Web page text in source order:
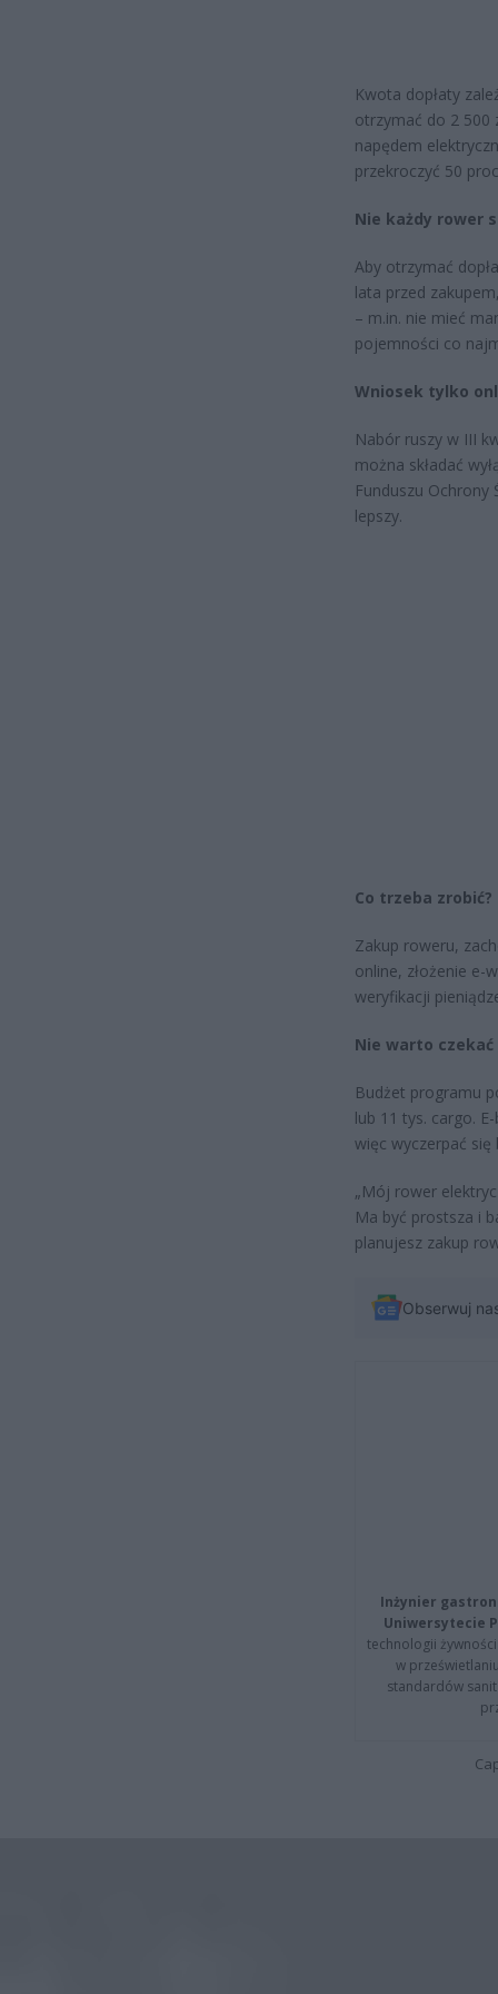
Kwota dopłaty
otrzymać do 2 500
napędem
przekroczyć 50
Nie każdy rower
Aby otrzymać
lata przed
– m.in. nie mieć
pojemności co
Wniosek tylko
Nabór ruszy w III
można składać
Funduszu
lepszy.
Co trzeba zrobić?
Zakup roweru,
online, złożenie e-
weryfikacji
Nie warto czekać
Budżet programu
lub 11 tys. cargo.
więc wyczerpać się
„Mój rower
Ma być prostsza i
planujesz zakup
Obserwuj
Inżynier
Uniwersytecie
technologii
w
standardów